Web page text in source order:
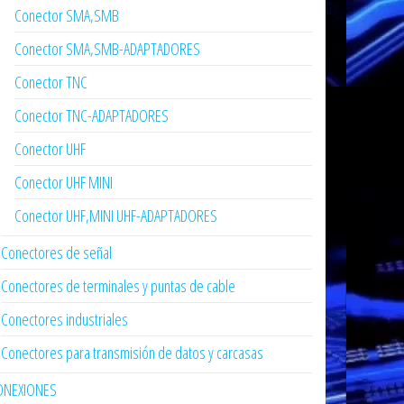
Conector SMA,SMB
Conector SMA,SMB-ADAPTADORES
Conector TNC
Conector TNC-ADAPTADORES
Conector UHF
Conector UHF MINI
Conector UHF,MINI UHF-ADAPTADORES
Conectores de señal
Conectores de terminales y puntas de cable
Conectores industriales
Conectores para transmisión de datos y carcasas